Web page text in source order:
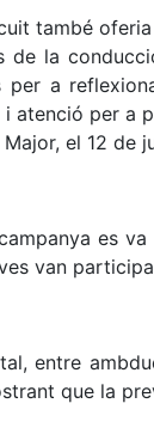
també
de la
per a
i atenció per a
Major, el 12 de
es
van
entre
que la